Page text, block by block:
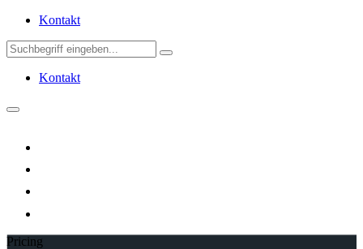
Kontakt
Kontakt
Pricing